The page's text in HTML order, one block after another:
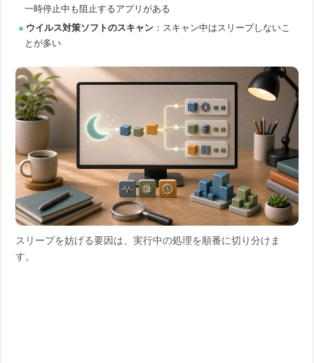
一時停止中も阻止するアプリがある
ウイルス対策ソフトのスキャン ：スキャン中はスリープしないこ
とが多い
スリープを妨げる要因は、実行中の処理を順番に切り分けま
す。